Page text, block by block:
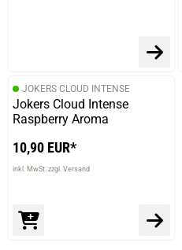
JOKERS CLOUD INTENSE
Jokers Cloud Intense
Raspberry Aroma
10,90 EUR*
inkl. MwSt. zzgl. Versand